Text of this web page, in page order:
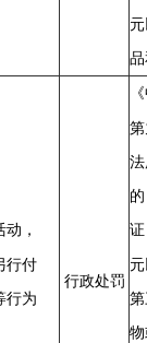
，
行付
行为
行政处罚